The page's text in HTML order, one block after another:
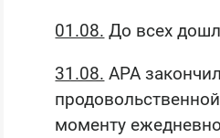
01.08. До всех
31.08. АРА
моменту